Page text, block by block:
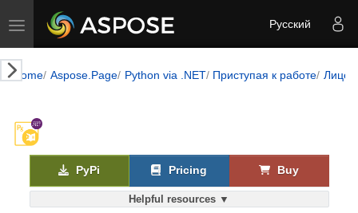
Toggle navigation Русский
Home Aspose.Page Python via .NET Приступая к работе
Helpful resources ▼
PyPi Pricing Buy